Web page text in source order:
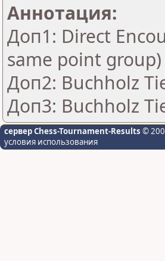
Аннотация:
Доп1: Direct
same point group)
Доп2: Buchholz
Доп3: Buchholz
сервер Chess-Tournament-Results ©
условия использования